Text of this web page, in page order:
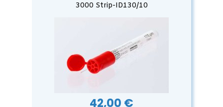
3000 Strip-ID130/10
42,00 €